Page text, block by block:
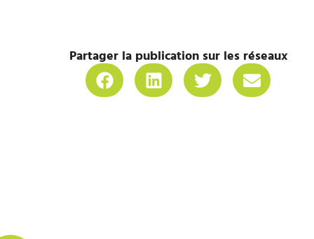
Partager la publication sur les réseaux